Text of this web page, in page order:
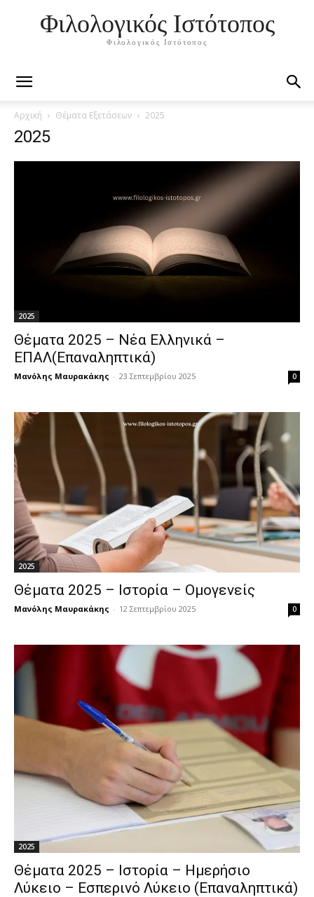
Φιλολογικός Ιστότοπος
Φιλολογικός Ιστότοπος
Αρχική Θέματα Εξετάσεων 2025
2025
2025
Θέματα 2025 – Νέα Ελληνικά –
ΕΠΑΛ(Επαναληπτικά)
Μανόλης Μαυρακάκης - 23 Σεπτεμβρίου 2025 0
2025
Θέματα 2025 – Ιστορία – Ομογενείς
Μανόλης Μαυρακάκης - 12 Σεπτεμβρίου 2025 0
2025
Θέματα 2025 – Ιστορία – Ημερήσιο
Λύκειο – Εσπερινό Λύκειο (Επαναληπτικά)